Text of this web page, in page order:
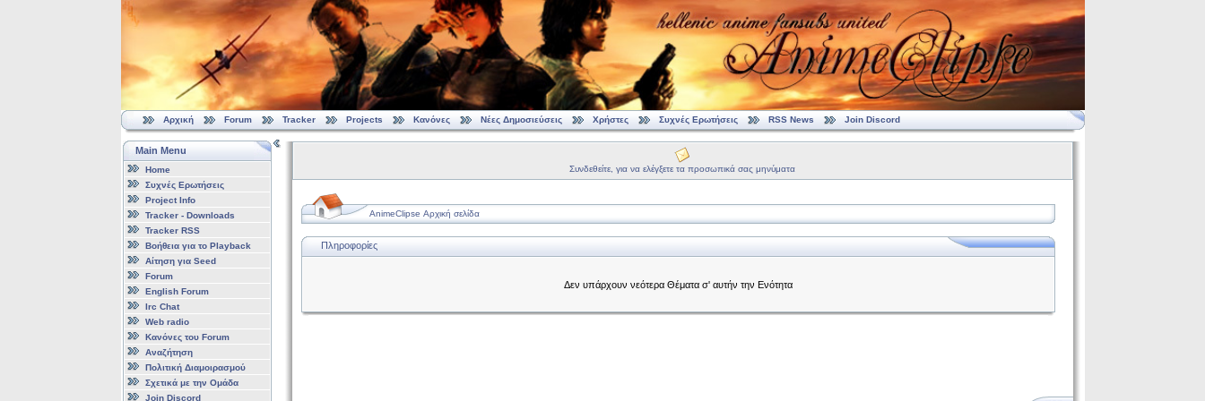
Αρχική Forum Tracker Projects Κανόνες Νέες Δημοσιεύσεις Χρήστες Συχνές Ερωτήσεις RSS News Join Discord
Main Menu
Home
Συχνές Ερωτήσεις
Project Info
Tracker - Downloads
Tracker RSS
Βοήθεια για το Playback
Αίτηση για Seed
Forum
English Forum
Irc Chat
Web radio
Κανόνες του Forum
Αναζήτηση
Πολιτική Διαμοιρασμού
Σχετικά με την Ομάδα
Join Discord
Συνδεθείτε, για να ελέγξετε τα προσωπικά σας μηνύματα
AnimeClipse Αρχική σελίδα
Πληροφορίες
Δεν υπάρχουν νεότερα Θέματα σ' αυτήν την Ενότητα